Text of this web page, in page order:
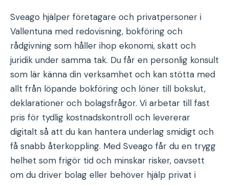
Sveago hjälper företagare och privatpersoner i
Vallentuna med redovisning, bokföring och
rådgivning som håller ihop ekonomi, skatt och
juridik under samma tak. Du får en personlig konsult
som lär känna din verksamhet och kan stötta med
allt från löpande bokföring och löner till bokslut,
deklarationer och bolagsfrågor. Vi arbetar till fast
pris för tydlig kostnadskontroll och levererar
digitalt så att du kan hantera underlag smidigt och
få snabb återkoppling. Med Sveago får du en trygg
helhet som frigör tid och minskar risker, oavsett
om du driver bolag eller behöver hjälp privat i